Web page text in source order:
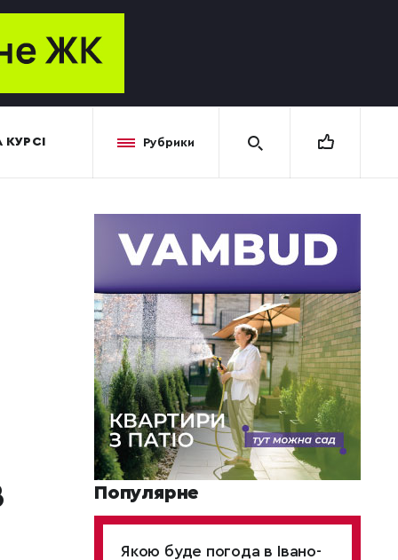
Рубрики
Популярне
Якою буде погода в Івано-